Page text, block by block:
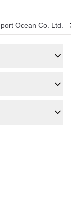
Ocean Co. Ltd.